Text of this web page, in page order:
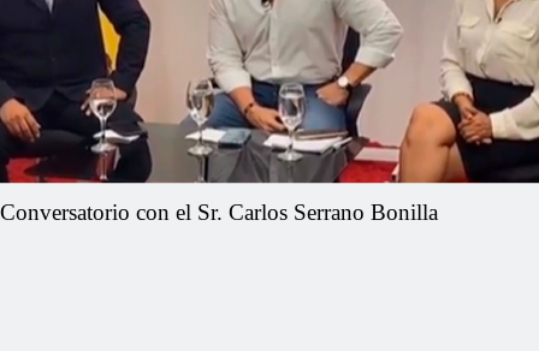
Conversatorio con el Sr. Carlos Serrano Bonilla